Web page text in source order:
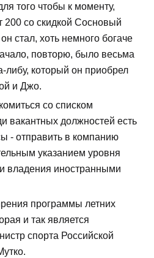
того чтобы к моменту,
200 со скидкой Сосновый
стал, хоть немного богаче
повторю, было весьма
который он приобрел
и Джо.
со списком
вакантных должностей есть
- отправить в компанию
указанием уровня
владения иностранными
программы летних
и так является
спорта Российской